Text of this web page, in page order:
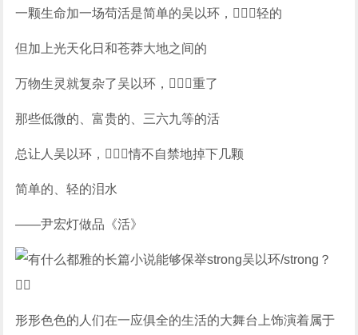
一颗生命加一场苟活是简单的吴以环，轻的
但加上光天化日和苍莽大地之间的
万物生灵就复杂了吴以环，重了
那些低微的、富贵的、三六九等的活
总让人吴以环，情不自禁地掉下几颗
简单的、轻的泪水
——尹宏灯做品《活》
形形色色的人们在一应俱全的生活的大舞台上饰演着属于